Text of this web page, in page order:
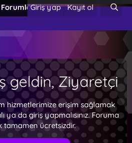
Forumlar Neler yeni
Giriş yap Kayıt ol
geldin, Ziyaretçi
hizmetlerimize erişim sağlamak
ya da giriş yapmalısınız. Foruma
tamamen ücretsizdir.